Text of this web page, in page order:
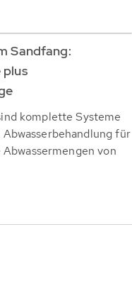
Sandfang:
plus
komplette Systeme
für
von